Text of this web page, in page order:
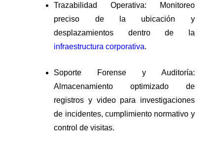
Trazabilidad Operativa: Monitoreo
preciso de la ubicación y
desplazamientos dentro de la
infraestructura corporativa.
Soporte Forense y Auditoría:
Almacenamiento optimizado de
registros y video para investigaciones
de incidentes, cumplimiento normativo y
control de visitas.